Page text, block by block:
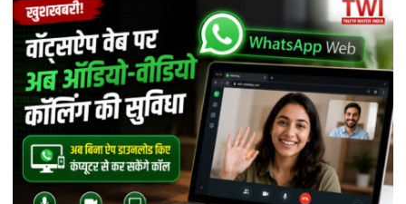
को
वॉन्टेड
में
डाला:
आतंकवाद
को
बढ़ावा
देने